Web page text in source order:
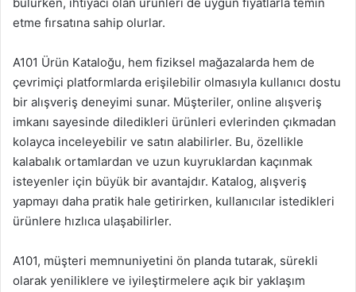
etme fırsatına sahip olurlar.
A101 Ürün Kataloğu, hem fiziksel mağazalarda hem de
çevrimiçi platformlarda erişilebilir olmasıyla kullanıcı dostu
bir alışveriş deneyimi sunar. Müşteriler, online alışveriş
imkanı sayesinde diledikleri ürünleri evlerinden çıkmadan
kolayca inceleyebilir ve satın alabilirler. Bu, özellikle
kalabalık ortamlardan ve uzun kuyruklardan kaçınmak
isteyenler için büyük bir avantajdır. Katalog, alışveriş
yapmayı daha pratik hale getirirken, kullanıcılar istedikleri
ürünlere hızlıca ulaşabilirler.
A101, müşteri memnuniyetini ön planda tutarak, sürekli
olarak yeniliklere ve iyileştirmelere açık bir yaklaşım